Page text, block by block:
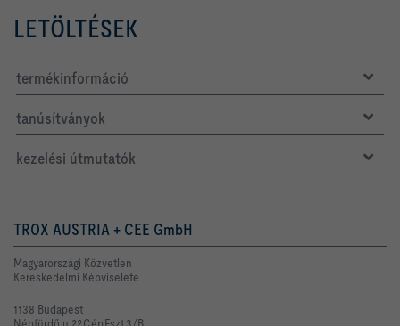
LETÖLTÉSEK
termékinformáció
tanúsítványok
kezelési útmutatók
TROX AUSTRIA + CEE GmbH
Magyarországi Közvetlen
Kereskedelmi Képviselete
1138 Budapest
Népfürdő u.22.C.ép.Fszt.3/B.